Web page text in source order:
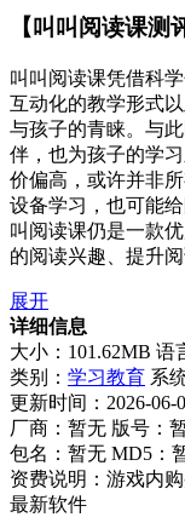
【叫叫阅读课测
叫叫阅读课凭借科
互动化的教学形式
与孩子的青睐。与
伴，也为孩子的学
价偏高，或许并非
设备学习，也可能
叫阅读课仍是一款
的阅读兴趣、提升
展开
详细信息
大小：101.62MB 语
类别： 学习教育 系
更新时间：2026-06-
厂商：暂无 版号：
包名：暂无 MD5：
资费说明：游戏内
最新软件